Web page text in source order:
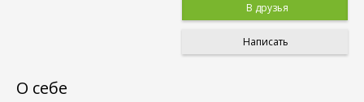
В друзья
Написать
О себе